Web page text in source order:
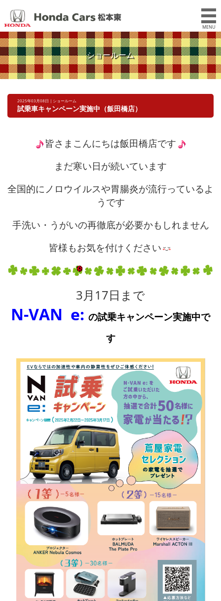
MENU
ショールーム
2025年03月08日 | ショールーム
試乗車キャンペーン実施中（飯田橋店）
皆さまこんにちは飯田橋店です
まだ寒い日が続いています
全国的にノロウイルスや胃腸炎が流行っているよ
うです
手洗い・うがいの再徹底が必要かもしれません
皆様もお気を付けください
3月17日まで
N-VAN e: の試乗キャンペーン実施中で
す